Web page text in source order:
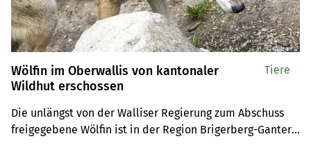
Wölfin im Oberwallis von kantonaler
Wildhut erschossen
Die unlängst von der Walliser Regierung zum Abschuss
freigegebene Wölfin ist in der Region Brigerberg-Ganter
Tiere